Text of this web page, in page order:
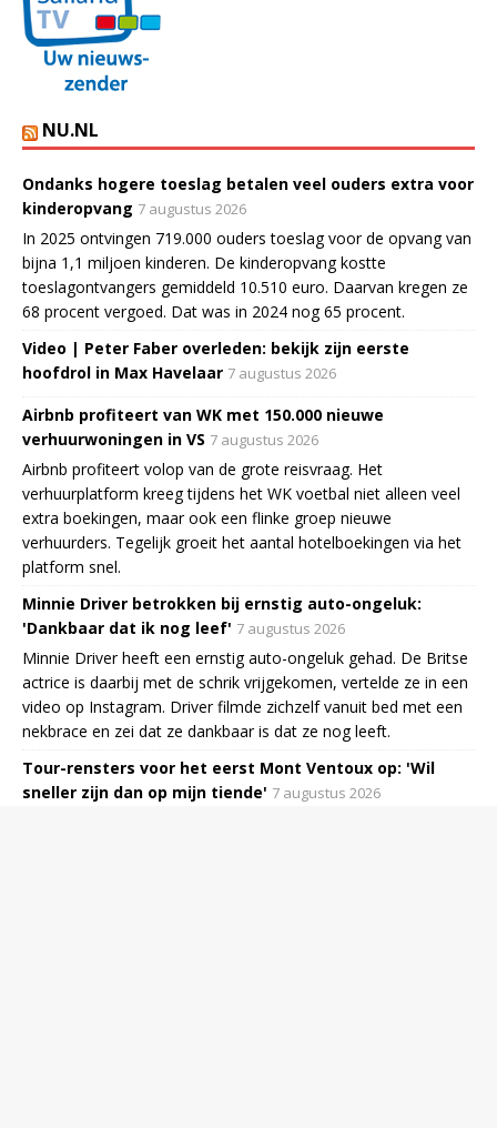
NU.NL
Ondanks hogere toeslag betalen veel ouders extra voor
kinderopvang 7 augustus 2026
In 2025 ontvingen 719.000 ouders toeslag voor de opvang van
bijna 1,1 miljoen kinderen. De kinderopvang kostte
toeslagontvangers gemiddeld 10.510 euro. Daarvan kregen ze
68 procent vergoed. Dat was in 2024 nog 65 procent.
Video | Peter Faber overleden: bekijk zijn eerste
hoofdrol in Max Havelaar 7 augustus 2026
Airbnb profiteert van WK met 150.000 nieuwe
verhuurwoningen in VS 7 augustus 2026
Airbnb profiteert volop van de grote reisvraag. Het
verhuurplatform kreeg tijdens het WK voetbal niet alleen veel
extra boekingen, maar ook een flinke groep nieuwe
verhuurders. Tegelijk groeit het aantal hotelboekingen via het
platform snel.
Minnie Driver betrokken bij ernstig auto-ongeluk:
'Dankbaar dat ik nog leef' 7 augustus 2026
Minnie Driver heeft een ernstig auto-ongeluk gehad. De Britse
actrice is daarbij met de schrik vrijgekomen, vertelde ze in een
video op Instagram. Driver filmde zichzelf vanuit bed met een
nekbrace en zei dat ze dankbaar is dat ze nog leeft.
Tour-rensters voor het eerst Mont Ventoux op: 'Wil
sneller zijn dan op mijn tiende' 7 augustus 2026